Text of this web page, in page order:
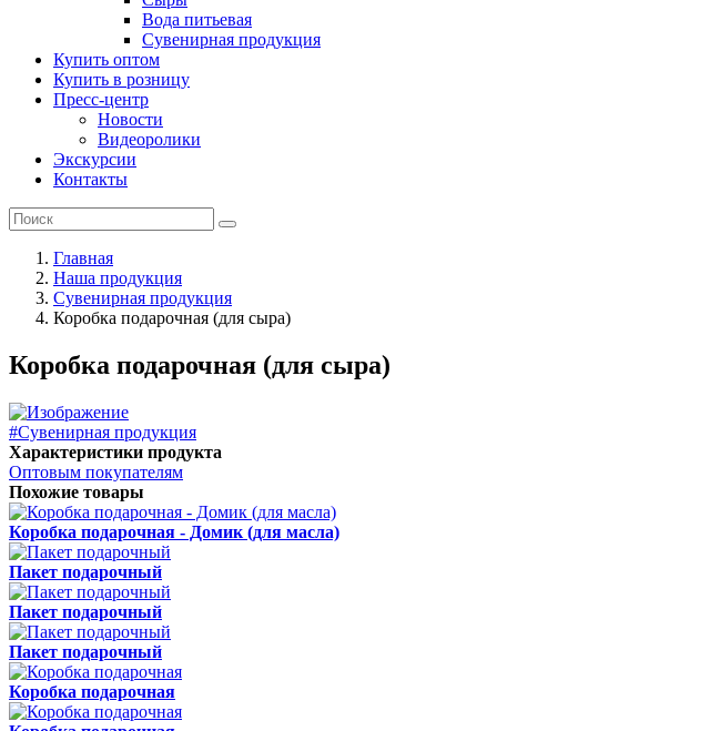
Вода питьевая
Сувенирная продукция
Купить оптом
Купить в розницу
Пресс-центр
Новости
Видеоролики
Экскурсии
Контакты
Главная
Наша продукция
Сувенирная продукция
Коробка подарочная (для сыра)
Коробка подарочная (для сыра)
#Сувенирная продукция
Характеристики продукта
Оптовым покупателям
Похожие товары
Коробка подарочная - Домик (для масла)
Пакет подарочный
Пакет подарочный
Пакет подарочный
Коробка подарочная